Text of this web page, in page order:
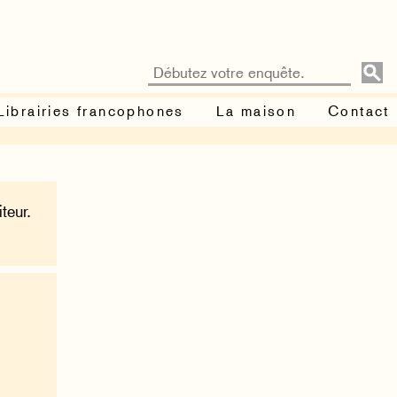
francophones La maison Contact